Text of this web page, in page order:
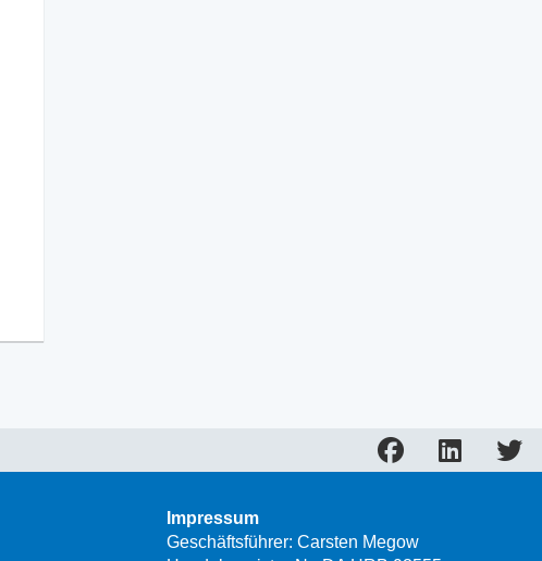
Impressum
Geschäftsführer: Carsten Megow